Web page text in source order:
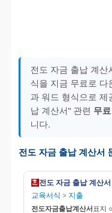
전도 자금 출납 계산
식을 지금 무료로 다
과 워드 형식으로 제
납 계산서" 관련 무
니다.
전도 자금 출납 계산서
전도 자금 출납 계산서
교육서식 > 지출
전도자금출납계산서표지